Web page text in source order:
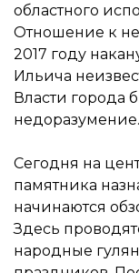
областного
Отношение к
2017 году
Ильича
Власти города
недоразумение.
Сегодня на
памятника
начинаются
Здесь
народные